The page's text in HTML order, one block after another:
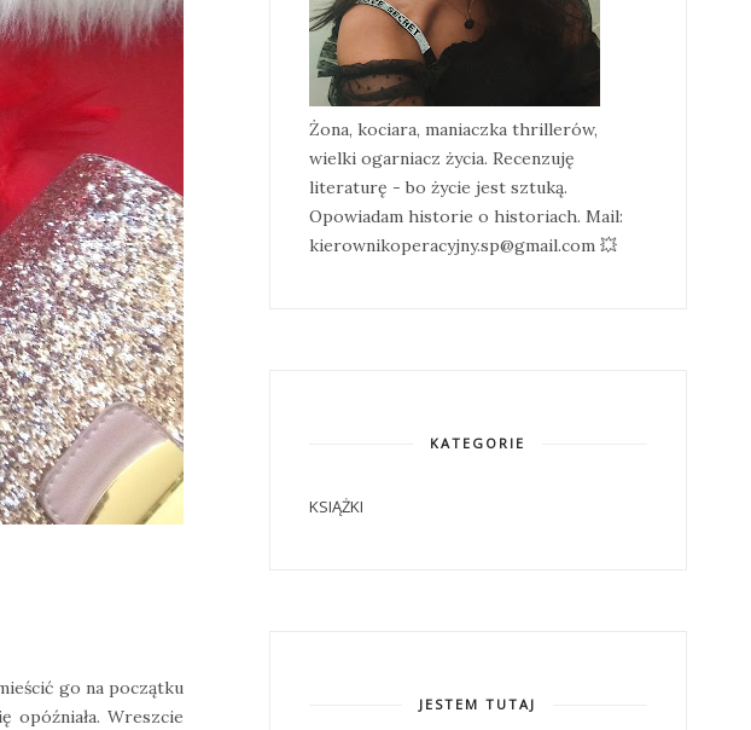
go na początku
opóźniała. Wreszcie
Żona, kociara, maniaczka thrillerów,
wielki ogarniacz życia. Recenzuję
literaturę - bo życie jest sztuką.
Opowiadam historie o historiach. Mail:
kierownikoperacyjny.sp@gmail.com 💥
KATEGORIE
KSIĄŻKI
JESTEM TUTAJ